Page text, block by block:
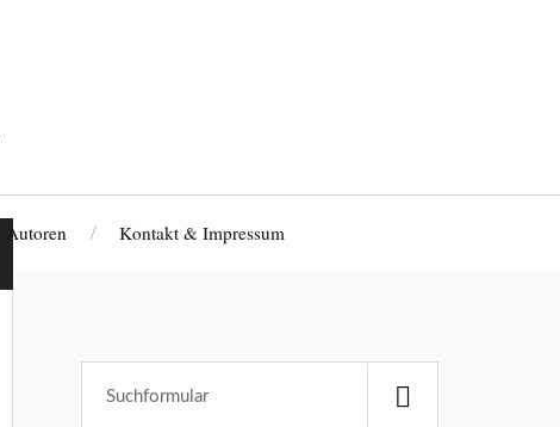
Autoren Kontakt & Impressum